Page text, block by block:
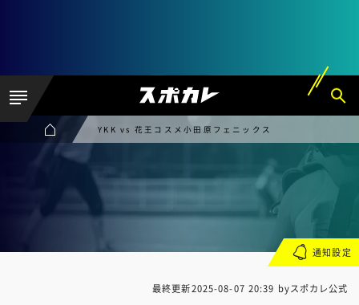
YKK vs 花王コスメ小田原フェニックス
最終更新2025-08-07 20:39 byスポカレ公式
通知設定